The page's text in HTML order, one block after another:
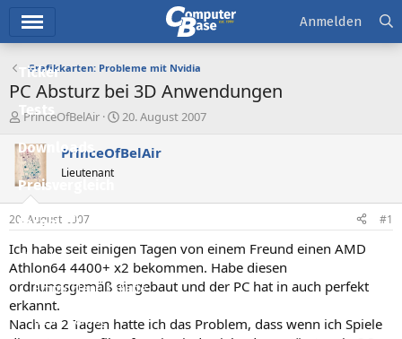
Ticker
Tests
Downloads
Preisvergleich
Forum
Aktuelles
Empfohlene Inhalte
Neue Beiträge
Anmelden
Grafikkarten: Probleme mit Nvidia
PC Absturz bei 3D Anwendungen
E
s
t
e
e
r
PrinceOfBelAir
E
s
t
a
m
20. August 2007
PrinceOfBelAir
Lieutenant
20. August 2007 #1
Ich habe seit einigen Tagen von einem Freund einen AMD
Athlon64 4400+ x2 bekommen. Habe diesen
ordnungsgemäß eingebaut und der PC hat in auch perfekt
erkannt.
Nach ca 2 Tagen hatte ich das Problem, dass wenn ich Spiele